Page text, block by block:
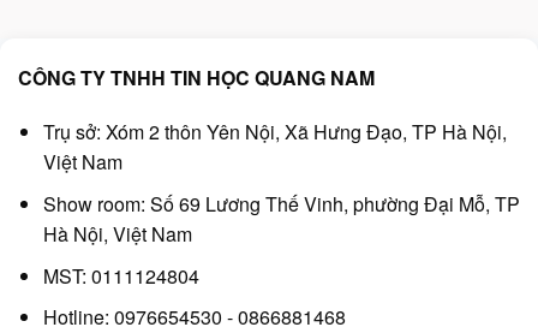
CÔNG TY TNHH TIN HỌC QUANG NAM
Trụ sở: Xóm 2 thôn Yên Nội, Xã Hưng Đạo, TP Hà Nội,
Việt Nam
Show room: Số 69 Lương Thế Vinh, phường Đại Mỗ, TP
Hà Nội, Việt Nam
MST: 0111124804
Hotline: 0976654530 - 0866881468